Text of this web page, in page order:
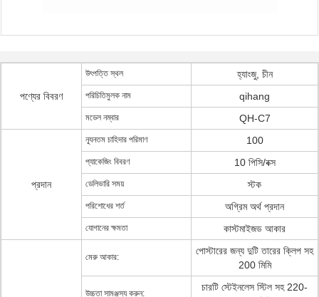
পণ্যের বিবরণ
উৎপত্তি স্থল হ্যাংজু, চীন
পরিচিতিমুলক নাম qihang
মডেল নম্বার QH-C7
প্রদান
ন্যূনতম চাহিদার পরিমাণ 100
প্যাকেজিং বিবরণ 10 পিসি/বক্স
ডেলিভারি সময় স্টক
পরিশোধের শর্ত অগ্রিম অর্থ প্রদান
যোগানের ক্ষমতা কাস্টমাইজড আকার
মেরু আকার:
পোস্টারের জন্য দুটি তারের ক্লিপ সহ
200 মিমি
উচ্চতা সামঞ্জস্য করুন:
চারটি স্টেইনলেস স্টিল সহ 220-